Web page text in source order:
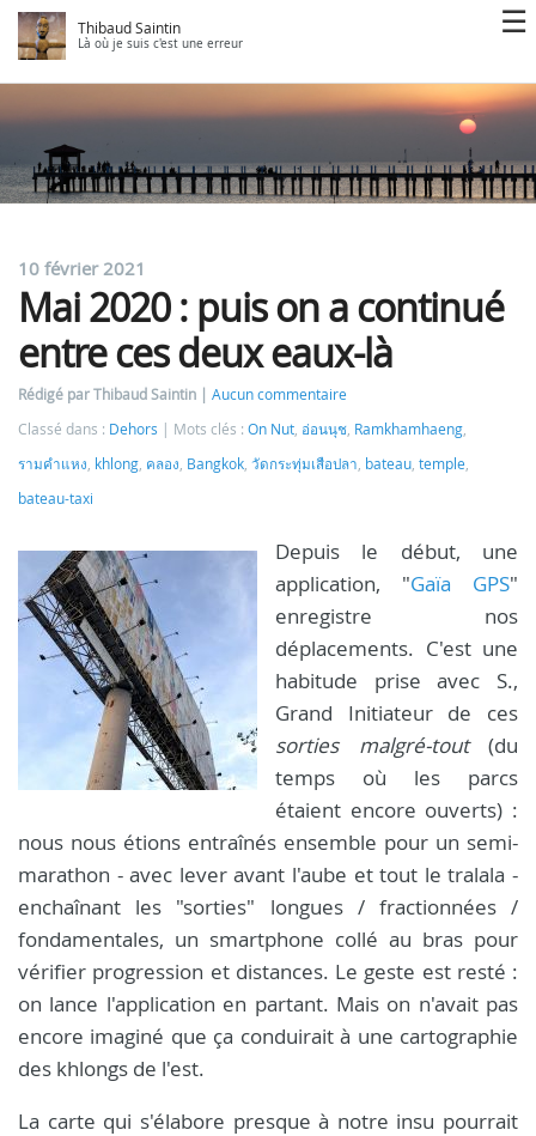
Thibaud Saintin
Là où je suis c'est une erreur
10 février 2021
Mai 2020 : puis on a continué
entre ces deux eaux-là
Rédigé par Thibaud Saintin
Aucun commentaire
Classé dans : Dehors Mots clés : On Nut, อ่อนนุช, Ramkhamhaeng,
รามคำแหง, khlong, คลอง, Bangkok, วัดกระทุ่มเสือปลา, bateau, temple,
bateau-taxi
Depuis le début, une
application, "Gaïa GPS"
enregistre nos
déplacements. C'est une
habitude prise avec S.,
Grand Initiateur de ces
sorties malgré-tout(du
temps où les parcs
étaient encore ouverts) :
nous nous étions entraînés ensemble pour un semi-
marathon - avec lever avant l'aube et tout le tralala -
enchaînant les "sorties" longues / fractionnées /
fondamentales, un smartphone collé au bras pour
vérifier progression et distances. Le geste est resté :
on lance l'application en partant. Mais on n'avait pas
encore imaginé que ça conduirait à une cartographie
des khlongs de l'est.
La carte qui s'élabore presque à notre insu pourrait